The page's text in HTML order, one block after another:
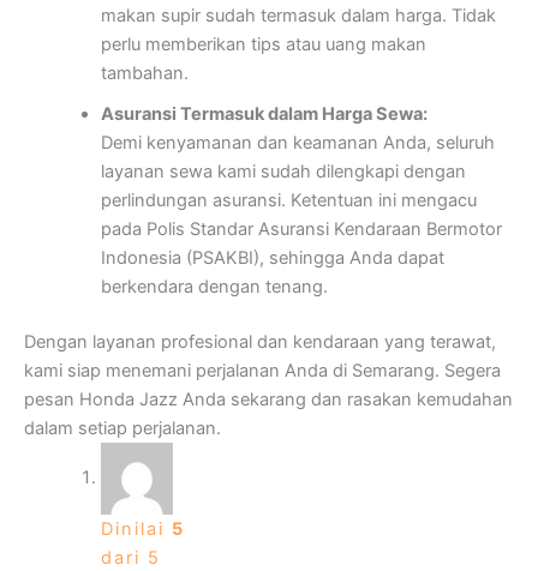
makan supir sudah termasuk dalam harga. Tidak
perlu memberikan tips atau uang makan
tambahan.
Asuransi Termasuk dalam Harga Sewa:
Demi kenyamanan dan keamanan Anda, seluruh
layanan sewa kami sudah dilengkapi dengan
perlindungan asuransi. Ketentuan ini mengacu
pada Polis Standar Asuransi Kendaraan Bermotor
Indonesia (PSAKBI), sehingga Anda dapat
berkendara dengan tenang.
Dengan layanan profesional dan kendaraan yang terawat,
kami siap menemani perjalanan Anda di Semarang. Segera
pesan Honda Jazz Anda sekarang dan rasakan kemudahan
dalam setiap perjalanan.
Dinilai 5
dari 5